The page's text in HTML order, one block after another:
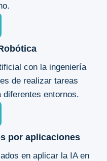
con la ingeniería
de realizar tareas
entornos.
por aplicaciones
en aplicar la IA en